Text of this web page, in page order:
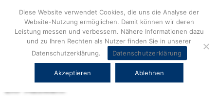
springen
Herstellerneutrale ERP Beratung und
Diese Website verwendet Cookies, die uns die Analyse der
Website-Nutzung ermöglichen. Damit können wir deren
Leistung messen und verbessern. Nähere Informationen dazu
und zu Ihren Rechten als Nutzer finden Sie in unserer
Datenschutzerklärung.
Datenschutzerklärung
Akzeptieren Ablehnen